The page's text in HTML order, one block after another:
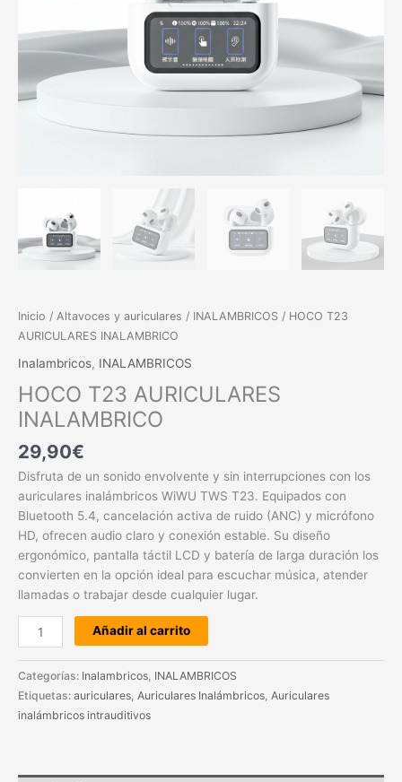
Inicio / Altavoces y auriculares / INALAMBRICOS / HOCO T23
AURICULARES INALAMBRICO
Inalambricos, INALAMBRICOS
HOCO T23 AURICULARES
INALAMBRICO
29,90€
Disfruta de un sonido envolvente y sin interrupciones con los
auriculares inalámbricos WiWU TWS T23. Equipados con
Bluetooth 5.4, cancelación activa de ruido (ANC) y micrófono
HD, ofrecen audio claro y conexión estable. Su diseño
ergonómico, pantalla táctil LCD y batería de larga duración los
convierten en la opción ideal para escuchar música, atender
llamadas o trabajar desde cualquier lugar.
Añadir al carrito
Categorías: Inalambricos, INALAMBRICOS
Etiquetas: auriculares, Auriculares Inalámbricos, Auriculares
inalámbricos intrauditivos